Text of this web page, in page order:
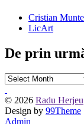
Cristian
LicArt
De prin
De
urmă
© 2026 Radu Herjeu
Design by 99Theme
Admin